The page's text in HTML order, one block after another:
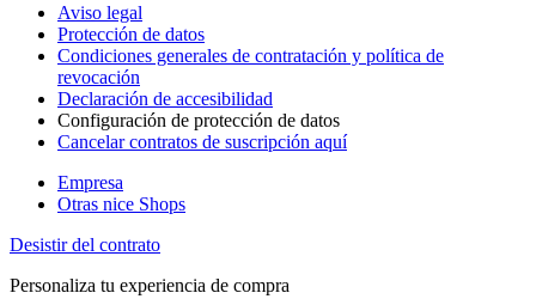
Aviso legal
Protección de datos
Condiciones generales de contratación y política de
revocación
Declaración de accesibilidad
Configuración de protección de datos
Cancelar contratos de suscripción aquí
Empresa
Otras nice Shops
Desistir del contrato
Personaliza tu experiencia de compra